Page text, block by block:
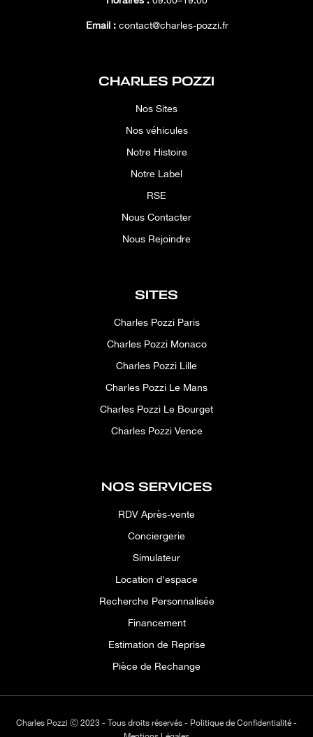
Email :contact@charles-pozzi.fr
CHARLES POZZI
Nos Sites
Nos véhicules
Notre Histoire
Notre Label
RSE
Nous Contacter
Nous Rejoindre
SITES
Charles Pozzi Paris
Charles Pozzi Monaco
Charles Pozzi Lille
Charles Pozzi Le Mans
Charles Pozzi Le Bourget
Charles Pozzi Vence
NOS SERVICES
RDV Après-vente
Conciergerie
Simulateur
Location d'espace
Recherche Personnalisée
Financement
Estimation de Reprise
Pièce de Rechange
Charles Pozzi Ⓒ 2023 - Tous droits réservés - Politique de Confidentialité -